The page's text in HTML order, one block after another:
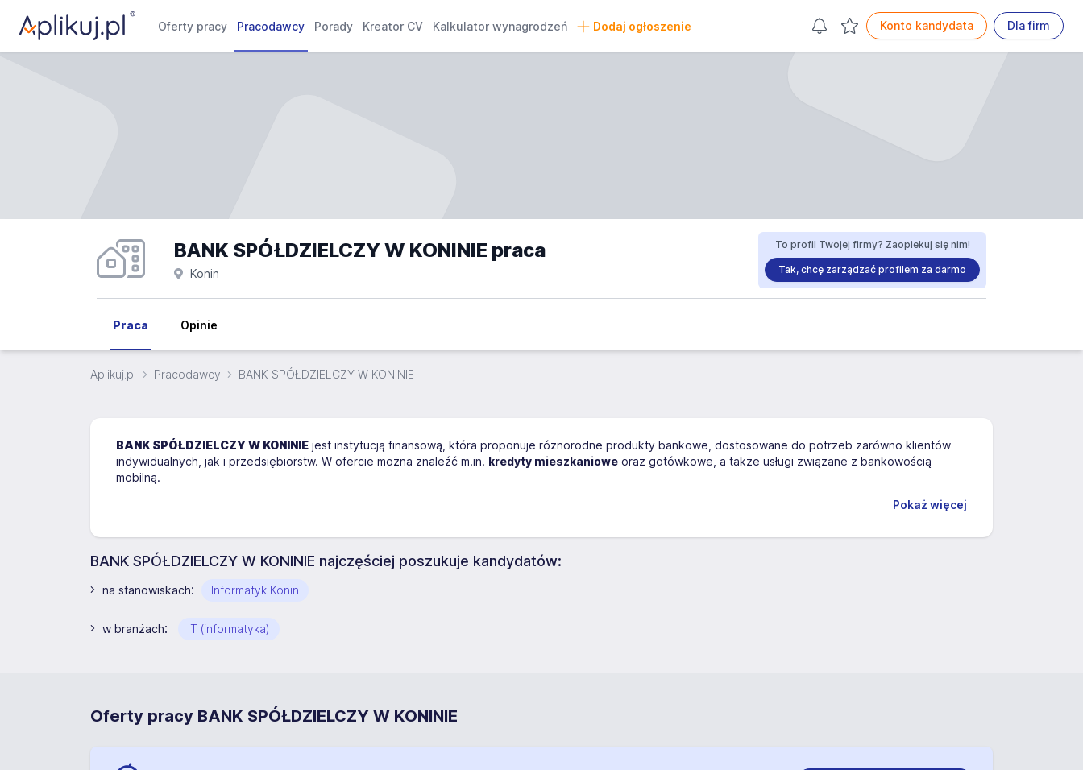
Oferty pracy Pracodawcy Porady Kreator CV Kalkulator wynagrodzeń Dodaj ogłoszenie Konto kandydata Dla firm
BANK SPÓŁDZIELCZY W KONINIE praca
Konin
To profil Twojej firmy? Zaopiekuj się nim!
Tak, chcę zarządzać profilem za darmo
Praca Opinie
Aplikuj.pl Pracodawcy BANK SPÓŁDZIELCZY W KONINIE
BANK SPÓŁDZIELCZY W KONINIE jest instytucją finansową, która proponuje różnorodne produkty bankowe, dostosowane do potrzeb zarówno klientów
indywidualnych, jak i przedsiębiorstw. W ofercie można znaleźć m.in. kredyty mieszkaniowe oraz gotówkowe, a także usługi związane z bankowością
mobilną.
Pokaż więcej
BANK SPÓŁDZIELCZY W KONINIE najczęściej poszukuje kandydatów:
na stanowiskach: Informatyk Konin
w branżach: IT (informatyka)
Oferty pracy BANK SPÓŁDZIELCZY W KONINIE